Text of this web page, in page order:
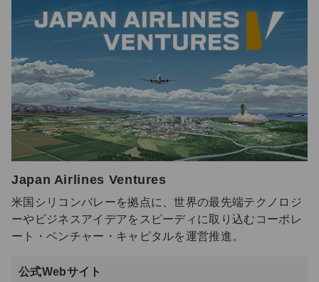
Japan Airlines Ventures
米国シリコンバレーを拠点に、世界の最先端テクノロジ
ーやビジネスアイデアをスピーディに取り込むコーポレ
ート・ベンチャー・キャピタルを運営推進。
公式Webサイト